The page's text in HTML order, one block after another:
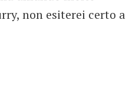
non esiterei certo a